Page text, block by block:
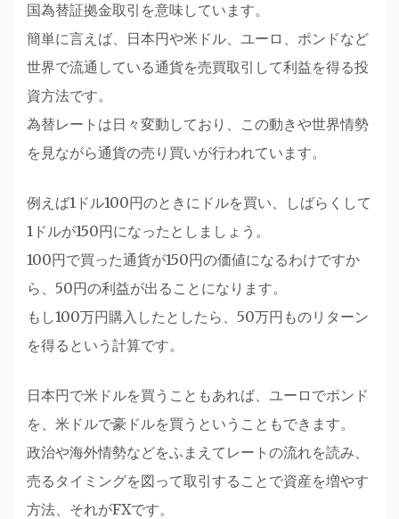
国為替証拠金取引を意味しています。
簡単に言えば、日本円や米ドル、ユーロ、ポンドなど
世界で流通している通貨を売買取引して利益を得る投
資方法です。
為替レートは日々変動しており、この動きや世界情勢
を見ながら通貨の売り買いが行われています。
例えば1ドル100円のときにドルを買い、しばらくして
1ドルが150円になったとしましょう。
100円で買った通貨が150円の価値になるわけですか
ら、50円の利益が出ることになります。
もし100万円購入したとしたら、50万円ものリターン
を得るという計算です。
日本円で米ドルを買うこともあれば、ユーロでポンド
を、米ドルで豪ドルを買うということもできます。
政治や海外情勢などをふまえてレートの流れを読み、
売るタイミングを図って取引することで資産を増やす
方法、それがFXです。